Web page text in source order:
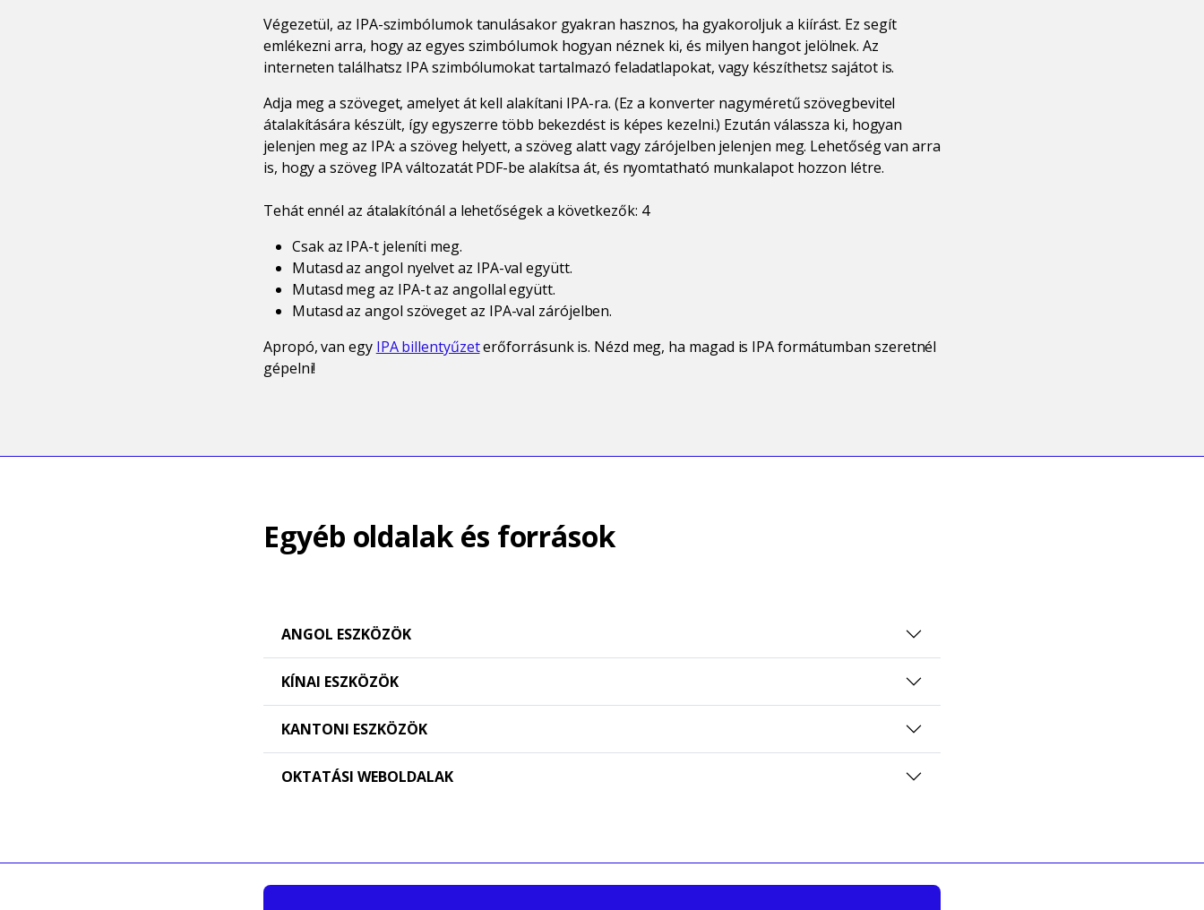
Végezetül, az IPA-szimbólumok tanulásakor gyakran hasznos, ha gyakoroljuk a kiírást. Ez segít
emlékezni arra, hogy az egyes szimbólumok hogyan néznek ki, és milyen hangot jelölnek. Az
interneten találhatsz IPA szimbólumokat tartalmazó feladatlapokat, vagy készíthetsz sajátot is.
Adja meg a szöveget, amelyet át kell alakítani IPA-ra. (Ez a konverter nagyméretű szövegbevitel
átalakítására készült, így egyszerre több bekezdést is képes kezelni.) Ezután válassza ki, hogyan
jelenjen meg az IPA: a szöveg helyett, a szöveg alatt vagy zárójelben jelenjen meg. Lehetőség van arra
is, hogy a szöveg IPA változatát PDF-be alakítsa át, és nyomtatható munkalapot hozzon létre.
Tehát ennél az átalakítónál a lehetőségek a következők: 4
Csak az IPA-t jeleníti meg.
Mutasd az angol nyelvet az IPA-val együtt.
Mutasd meg az IPA-t az angollal együtt.
Mutasd az angol szöveget az IPA-val zárójelben.
Apropó, van egy IPA billentyűzeterőforrásunk is. Nézd meg, ha magad is IPA formátumban szeretnél
gépelni!
Egyéb oldalak és források
ANGOL ESZKÖZÖK
KÍNAI ESZKÖZÖK
KANTONI ESZKÖZÖK
OKTATÁSI WEBOLDALAK